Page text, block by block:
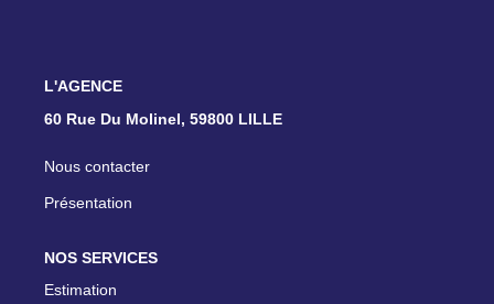
L'AGENCE
60 Rue Du Molinel, 59800 LILLE
Nous contacter
Présentation
NOS SERVICES
Estimation